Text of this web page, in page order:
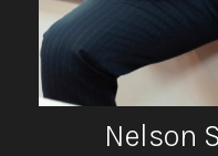
Nelson